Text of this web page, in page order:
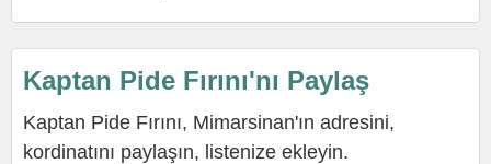
Kaptan Pide Fırını'nı Paylaş
Kaptan Pide Fırını, Mimarsinan'ın adresini,
kordinatını paylaşın, listenize ekleyin.